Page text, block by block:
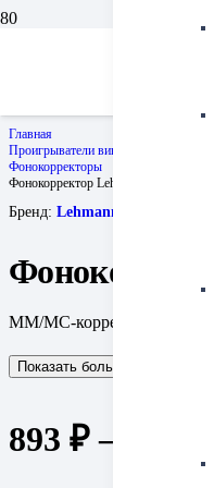
Главная
Проигрыватели винила и все для них
Фонокорректоры
Фонокорректор Lehmann Audio Black
Бренд: Lehmannaudio
ММ/МС-корректор с
Показать больше
893 ₽ –